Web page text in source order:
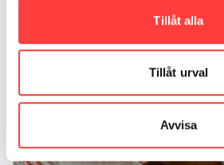
Tillåt alla
Tillåt urval
Avvisa
AVSNITT 11. 80-120 innestående massager